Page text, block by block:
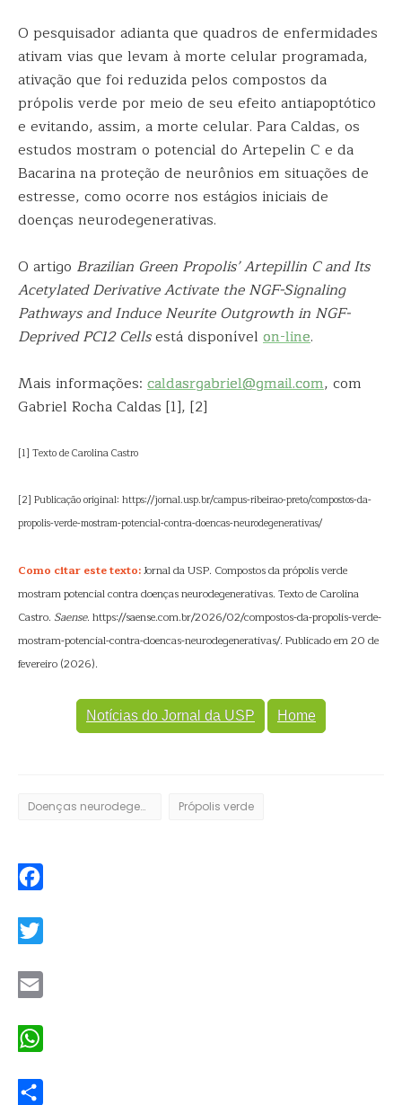
O pesquisador adianta que quadros de enfermidades
ativam vias que levam à morte celular programada,
ativação que foi reduzida pelos compostos da
própolis verde por meio de seu efeito antiapoptótico
e evitando, assim, a morte celular. Para Caldas, os
estudos mostram o potencial do Artepelin C e da
Bacarina na proteção de neurônios em situações de
estresse, como ocorre nos estágios iniciais de
doenças neurodegenerativas.
O artigo Brazilian Green Propolis’ Artepillin C and Its
Acetylated Derivative Activate the NGF-Signaling
Pathways and Induce Neurite Outgrowth in NGF-
Deprived PC12 Cellsestá disponível on-line.
Mais informações: caldasrgabriel@gmail.com, com
Gabriel Rocha Caldas [1], [2]
[1] Texto de Carolina Castro
[2] Publicação original: https://jornal.usp.br/campus-ribeirao-preto/compostos-da-
propolis-verde-mostram-potencial-contra-doencas-neurodegenerativas/
Como citar este texto:Jornal da USP. Compostos da própolis verde
mostram potencial contra doenças neurodegenerativas. Texto de Carolina
Castro. Saense. https://saense.com.br/2026/02/compostos-da-propolis-verde-
mostram-potencial-contra-doencas-neurodegenerativas/. Publicado em 20 de
fevereiro (2026).
Notícias do Jornal da USP Home
Doenças neurodegenerativas Própolis verde